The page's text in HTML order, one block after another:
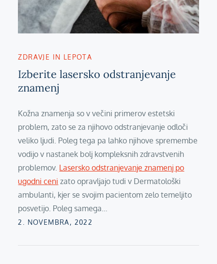
ZDRAVJE IN LEPOTA
Izberite lasersko odstranjevanje
znamenj
Kožna znamenja so v večini primerov estetski
problem, zato se za njihovo odstranjevanje odloči
veliko ljudi. Poleg tega pa lahko njihove spremembe
vodijo v nastanek bolj kompleksnih zdravstvenih
problemov. Lasersko odstranjevanje znamenj po
ugodni ceni zato opravljajo tudi v Dermatološki
ambulanti, kjer se svojim pacientom zelo temeljito
posvetijo. Poleg samega…
Posted
2. NOVEMBRA, 2022